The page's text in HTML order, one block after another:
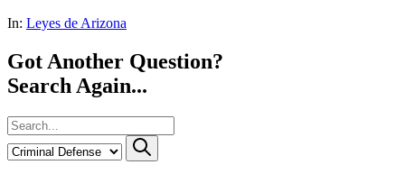
In: Leyes de Arizona
Got Another Question?
Search Again...